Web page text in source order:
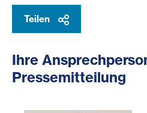
Teilen
Ihre
Pressemitteilung